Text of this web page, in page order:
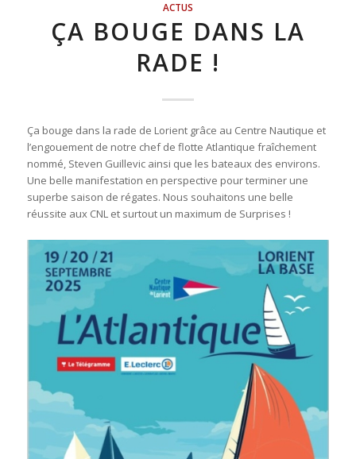
ACTUS
ÇA BOUGE DANS LA
RADE !
Ça bouge dans la rade de Lorient grâce au Centre Nautique et
l’engouement de notre chef de flotte Atlantique fraîchement
nommé, Steven Guillevic ainsi que les bateaux des environs.
Une belle manifestation en perspective pour terminer une
superbe saison de régates. Nous souhaitons une belle
réussite aux CNL et surtout un maximum de Surprises !